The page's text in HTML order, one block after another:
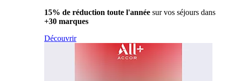
15% de réduction toute l'année sur vos séjours dans
+30 marques
Découvrir